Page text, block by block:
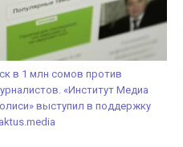
в 1 млн сомов против
«Институт Медиа
выступил в поддержку